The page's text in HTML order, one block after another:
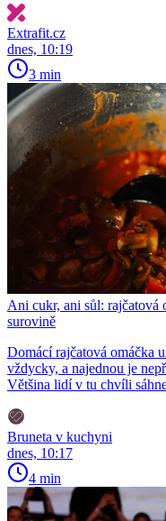
Extrafit.cz
dnes, 10:19
3 min
Ani cukr, ani sůl: rajčatová
surovině
Domácí rajčatová omáčka
vždycky, a najednou je
Většina lidí v tu chvíli
Bruneta v kuchyni
dnes, 10:17
4 min